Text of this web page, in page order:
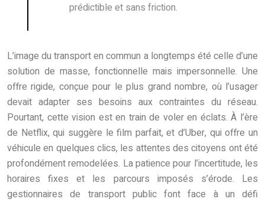
prédictible et sans friction.
L’image du transport en commun a longtemps été celle d’une
solution de masse, fonctionnelle mais impersonnelle. Une
offre rigide, conçue pour le plus grand nombre, où l’usager
devait adapter ses besoins aux contraintes du réseau.
Pourtant, cette vision est en train de voler en éclats. À l’ère
de Netflix, qui suggère le film parfait, et d’Uber, qui offre un
véhicule en quelques clics, les attentes des citoyens ont été
profondément remodelées. La patience pour l’incertitude, les
horaires fixes et les parcours imposés s’érode. Les
gestionnaires de transport public font face à un défi